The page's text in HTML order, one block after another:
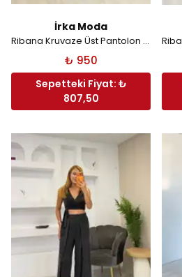
İrka Moda
Ribana Kruvaze Üst Pantolon Takım - Gri
₺ 950
Sepetteki Fiyat: ₺
807,50